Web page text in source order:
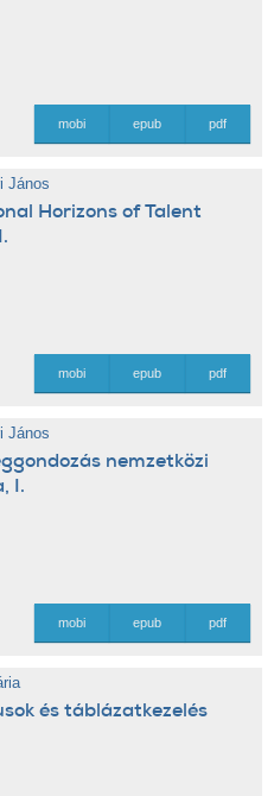
pdf
epub
mobi
János
Horizons of Talent
pdf
epub
mobi
János
nemzetközi
I.
pdf
epub
mobi
és táblázatkezelés